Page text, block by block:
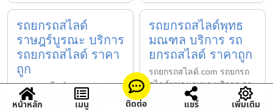
รถยกรถสไลด์
ราษฎร์บูรณะ บริการ
รถยกรถสไลด์ ราคา
ถูก
รถยกรถสไลด์.com รถยกรถ
สไลด์ราษฎร์บูรณะ บริการ
รถยกรถสไลด์พุทธ
มณฑล บริการ รถ
ยกรถสไลด์ ราคาถูก
รถยกรถสไลด์.com รถยกรถ
สไลด์พุทธมณฑล บริการ รถ
ยกรถสไลด์ ช่วยเหลือฉุกเฉิน
หน้าหลัก เมนู ติดต่อ แชร์ เพิ่มเติม